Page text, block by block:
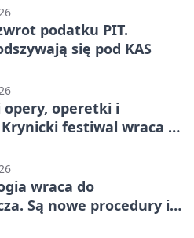
podatku PIT.
się pod KAS
opery, operetki i
festiwal wraca z
wraca do
Są nowe procedury i